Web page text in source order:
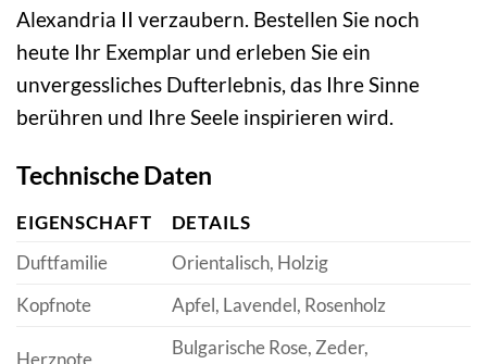
Alexandria II verzaubern. Bestellen Sie noch
heute Ihr Exemplar und erleben Sie ein
unvergessliches Dufterlebnis, das Ihre Sinne
berühren und Ihre Seele inspirieren wird.
Technische Daten
EIGENSCHAFT
DETAILS
Duftfamilie
Orientalisch, Holzig
Kopfnote
Apfel, Lavendel, Rosenholz
Herznote
Bulgarische Rose, Zeder,